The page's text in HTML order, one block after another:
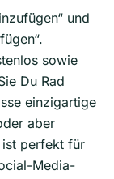
und
sowie
Du Rad
einzigartige
aber
ist perfekt für
Media-